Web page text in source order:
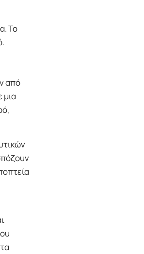
Το
από
μια